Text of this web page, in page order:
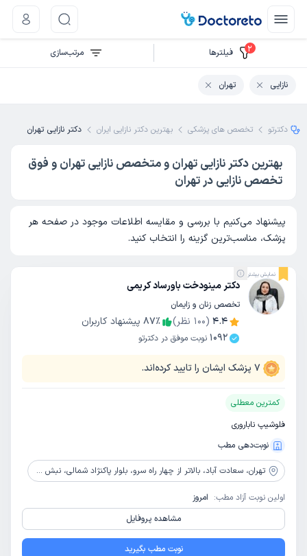
دکترتو تخصص های پزشکی بهترین دکتر نازایی ایران دکتر نازایی تهران
بهترین دکتر نازایی تهران و متخصص نازایی تهران و فوق
تخصص نازایی در تهران
پیشنهاد می‌کنیم با بررسی و مقایسه اطلاعات موجود در صفحه هر
پزشک، مناسب‌ترین گزینه را انتخاب کنید.
نمایش بیشتر
دکتر مینودخت باورساد کریمی
تخصص زنان و زایمان
4.4
(
100 نظر) 87٪
پیشنهاد کاربران
1092 نوبت موفق در دکترتو
7 پزشک ایشان را تایید کرده‌اند.
کمترین معطلی
فلوشیپ ناباروری
نوبت‌دهی مطب
تهران، سعادت آباد، بالاتر از چهار راه سرو، بلوار پاکنژاد شمالی، نبش خروجی یادگار امام، ساختمان زند، پلاک 37، طبقه4، واحد 402
اولین نوبت آزاد مطب: امروز
مشاهده پروفایل
نوبت مطب بگیرید
2 فیلتر‌ها مرتب‌سازی
نازایی تهران